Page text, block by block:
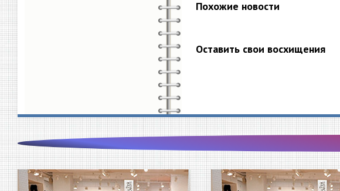
Похожие новости
Оставить свои восхищения